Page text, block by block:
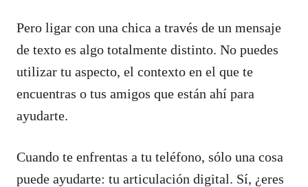
Pero ligar con una chica a través de un mensaje
de texto es algo totalmente distinto. No puedes
utilizar tu aspecto, el contexto en el que te
encuentras o tus amigos que están ahí para
ayudarte.
Cuando te enfrentas a tu teléfono, sólo una cosa
puede ayudarte: tu articulación digital. Sí, ¿eres